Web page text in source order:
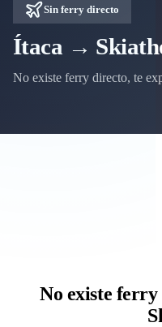
Sin ferry directo
Ítaca →
No existe ferry directo, te
No existe